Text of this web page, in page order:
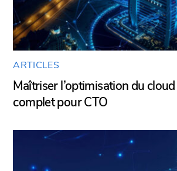
ARTICLES
Maîtriser l’optimisation du
complet pour CTO